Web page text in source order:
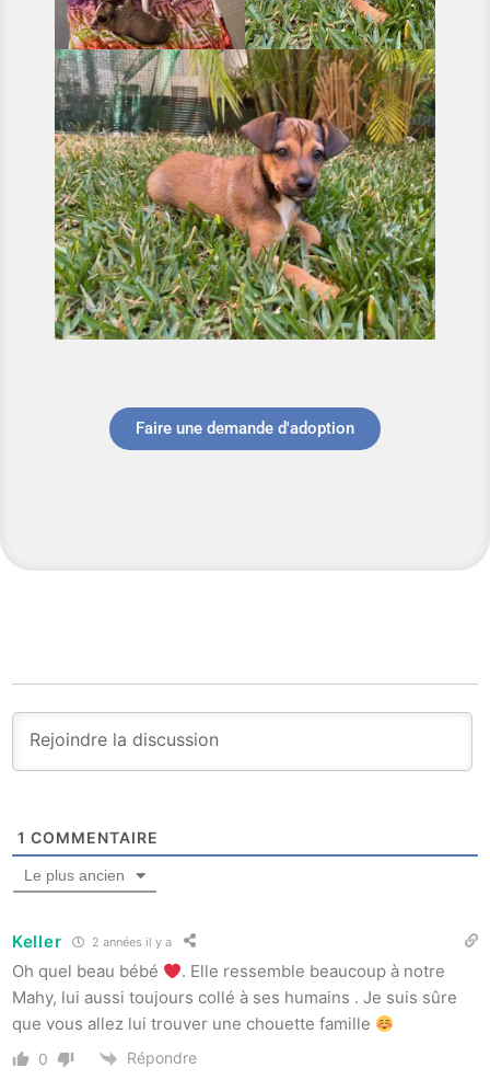
Faire une demande d'adoption
1 COMMENTAIRE
Le plus ancien
Keller 2 années il y a
Oh quel beau bébé
. Elle ressemble beaucoup à notre
Mahy, lui aussi toujours collé à ses humains . Je suis sûre
que vous allez lui trouver une chouette famille
0 Répondre